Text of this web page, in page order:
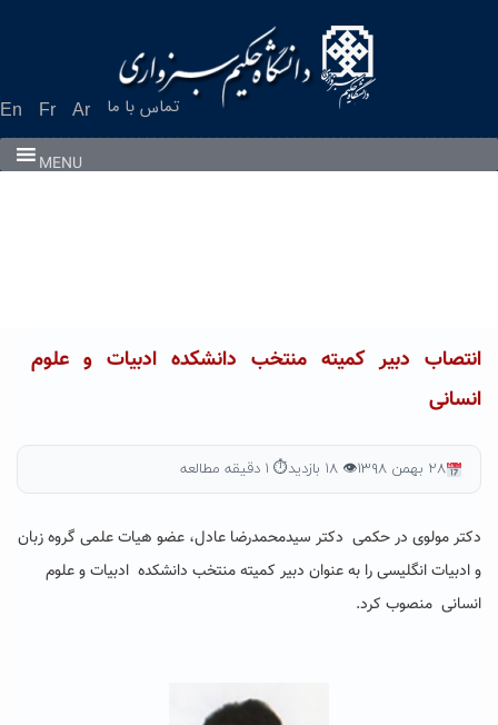
En Fr Ar تماس با ما
MENU
انتصاب دبیر کمیته منتخب دانشکده ادبیات و علوم
انسانی
۲۸ بهمن ۱۳۹۸ 👁 ۱۸ بازدید ⏱ ۱ دقیقه مطالعه
دکتر مولوی در حکمی دکتر سیدمحمدرضا عادل، عضو هیات علمی گروه زبان
و ادبیات انگلیسی را به عنوان دبیر کمیته منتخب دانشکده ادبیات و علوم
انسانی منصوب کرد.